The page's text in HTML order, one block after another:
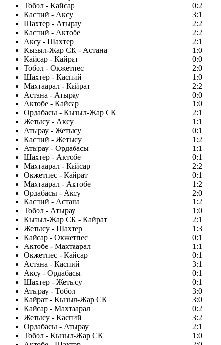
Тобол - Кайсар
0:2
Каспий - Аксу
3:1
Шахтер - Атырау
2:2
Каспий - Актобе
2:2
Аксу - Шахтер
2:1
Кызыл-Жар СК - Астана
1:0
Кайсар - Кайрат
0:0
Тобол - Окжетпес
2:0
Шахтер - Каспий
1:0
Махтаарал - Кайрат
2:2
Астана - Атырау
0:0
Актобе - Кайсар
1:0
Ордабасы - Кызыл-Жар СК
2:1
Жетысу - Аксу
1:1
Атырау - Жетысу
0:1
Каспий - Жетысу
1:2
Атырау - Ордабасы
1:1
Шахтер - Актобе
0:1
Махтаарал - Кайсар
2:2
Окжетпес - Кайрат
0:1
Махтаарал - Актобе
1:2
Ордабасы - Аксу
2:0
Каспий - Астана
1:2
Тобол - Атырау
1:0
Кызыл-Жар СК - Кайрат
2:1
Жетысу - Шахтер
1:3
Кайсар - Окжетпес
0:1
Актобе - Махтаарал
1:1
Окжетпес - Кайсар
0:1
Астана - Каспий
3:1
Аксу - Ордабасы
0:1
Шахтер - Жетысу
0:1
Атырау - Тобол
3:0
Кайрат - Кызыл-Жар СК
3:0
Кайсар - Махтаарал
0:2
Жетысу - Каспий
3:2
Ордабасы - Атырау
2:1
Тобол - Кызыл-Жар СК
1:0